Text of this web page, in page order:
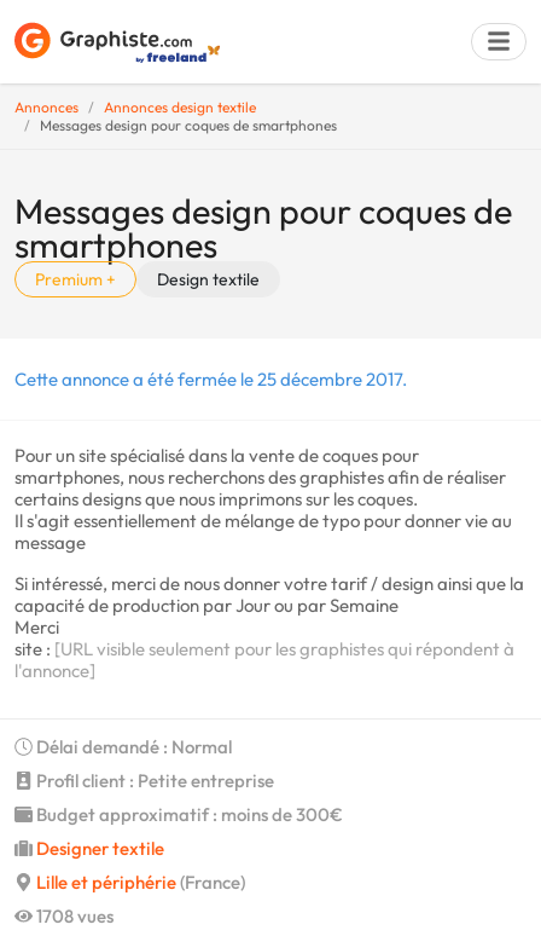
Annonces
Annonces design textile
Messages design pour coques de smartphones
Messages design pour coques de
smartphones
Premium + Design textile
Cette annonce a été fermée le 25 décembre 2017.
Pour un site spécialisé dans la vente de coques pour
smartphones, nous recherchons des graphistes afin de réaliser
certains designs que nous imprimons sur les coques.
Il s'agit essentiellement de mélange de typo pour donner vie au
message
Si intéressé, merci de nous donner votre tarif / design ainsi que la
capacité de production par Jour ou par Semaine
Merci
site : [URL visible seulement pour les graphistes qui répondent à
l'annonce]
Délai demandé : Normal
Profil client : Petite entreprise
Budget approximatif : moins de 300€
Designer textile
Lille et périphérie(France)
1708 vues